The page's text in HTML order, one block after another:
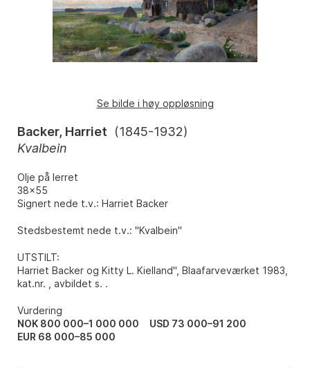
Se bilde i høy oppløsning
Backer, Harriet (1845-1932)
Kvalbein
Olje på lerret
38x55
Signert nede t.v.: Harriet Backer
Stedsbestemt nede t.v.: "Kvalbein"
UTSTILT:
Harriet Backer og Kitty L. Kielland", Blaafarveværket 1983,
kat.nr. , avbildet s. .
Vurdering
NOK 800 000–1 000 000
USD 73 000–91 200
EUR 68 000–85 000